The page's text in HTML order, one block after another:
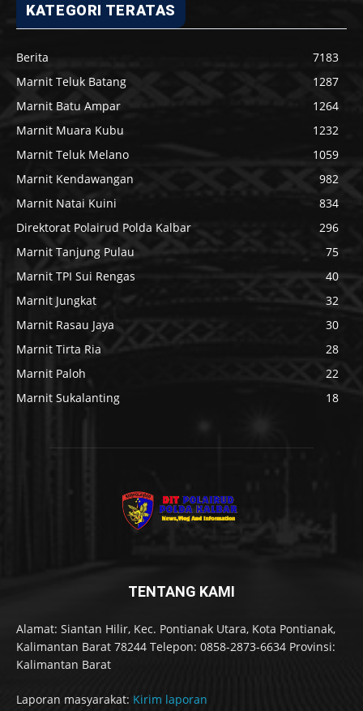
KATEGORI TERATAS
Berita
7183
Marnit Teluk Batang
1287
Marnit Batu Ampar
1264
Marnit Muara Kubu
1232
Marnit Teluk Melano
1059
Marnit Kendawangan
982
Marnit Natai Kuini
834
Direktorat Polairud Polda Kalbar
296
Marnit Tanjung Pulau
75
Marnit TPI Sui Rengas
40
Marnit Jungkat
32
Marnit Rasau Jaya
30
Marnit Tirta Ria
28
Marnit Paloh
22
Marnit Sukalanting
18
TENTANG KAMI
Alamat: Siantan Hilir, Kec. Pontianak Utara, Kota Pontianak,
Kalimantan Barat 78244 Telepon: 0858-2873-6634 Provinsi:
Kalimantan Barat
Laporan masyarakat: Kirim laporan